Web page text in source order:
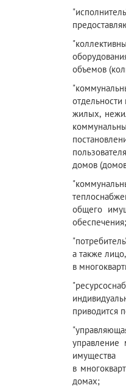
объемов
жилых,
домов
общего
обеспечения;
а также
в
приводится
имущества
в
домах;